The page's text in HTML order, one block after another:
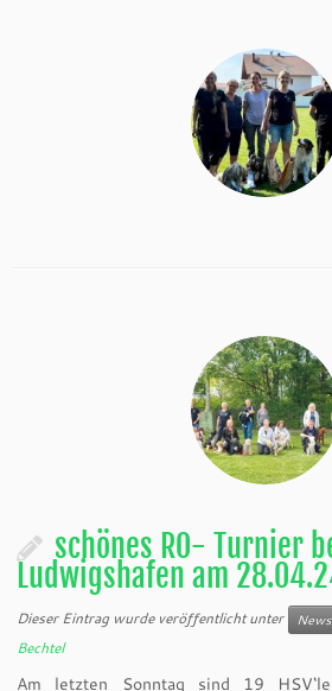
schönes RO- Turnier
Ludwigshafen am
Dieser Eintrag wurde veröffentlicht unter News
Bechtel
Am letzten Sonntag sind 19